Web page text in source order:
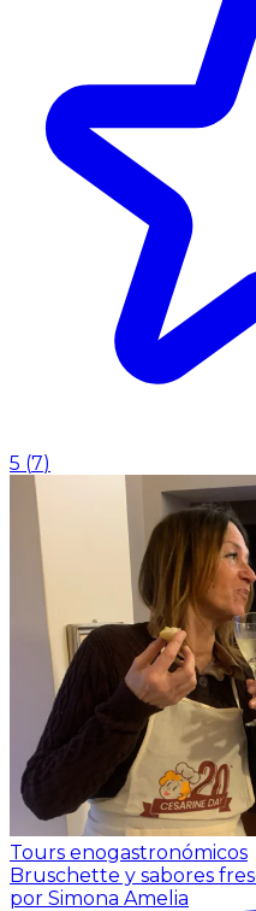
5 (7)
Tours enogastronómicos
Bruschette y sabores
por Simona Amelia